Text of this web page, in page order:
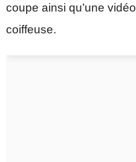
coupe ainsi qu’une
coiffeuse.